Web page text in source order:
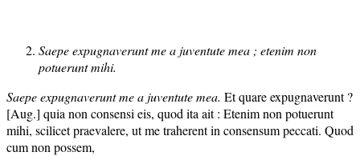
Saepe expugnaverunt me a juventute mea ; etenim non
potuerunt mihi.
Saepe expugnaverunt me a juventute mea. Et quare expugnaverunt ?
[Aug.] quia non consensi eis, quod ita ait : Etenim non potuerunt
mihi, scilicet praevalere, ut me traherent in consensum peccati. Quod
cum non possem,